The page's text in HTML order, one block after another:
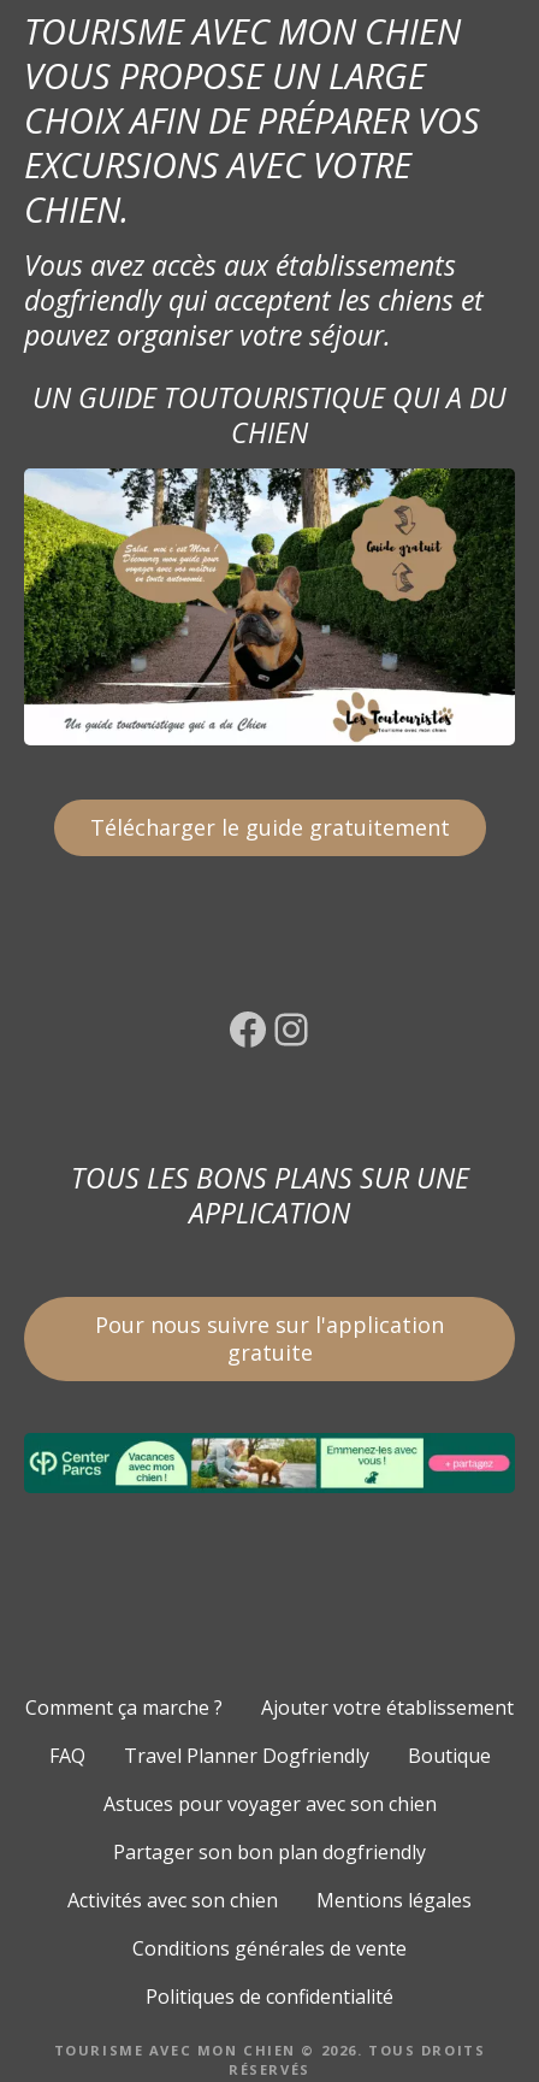
TOURISME AVEC MON CHIEN
VOUS PROPOSE UN LARGE
CHOIX AFIN DE PRÉPARER VOS
EXCURSIONS AVEC VOTRE
CHIEN.
Vous avez accès aux établissements
dogfriendly qui acceptent les chiens et
pouvez organiser votre séjour.
UN GUIDE TOUTOURISTIQUE QUI A DU
CHIEN
Télécharger le guide gratuitement
Facebook Instagram
TOUS LES BONS PLANS SUR UNE
APPLICATION
Pour nous suivre sur l'application
gratuite
Comment ça marche ?
Ajouter votre établissement
FAQ
Travel Planner Dogfriendly
Boutique
Astuces pour voyager avec son chien
Partager son bon plan dogfriendly
Activités avec son chien
Mentions légales
Conditions générales de vente
Politiques de confidentialité
TOURISME AVEC MON CHIEN © 2026. TOUS DROITS
RÉSERVÉS